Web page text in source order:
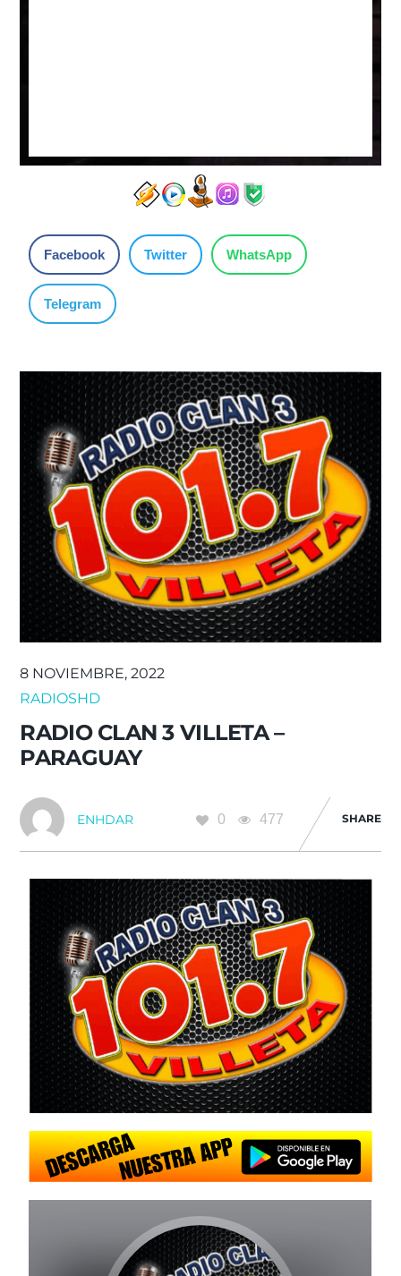
Facebook Twitter WhatsApp
Telegram
8 NOVIEMBRE, 2022
RADIOSHD
RADIO CLAN 3 VILLETA –
PARAGUAY
ENHDAR 0 477 SHARE